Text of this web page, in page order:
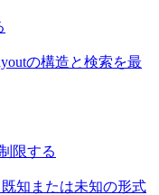
の構造と検索を最
限する
知または未知の形式